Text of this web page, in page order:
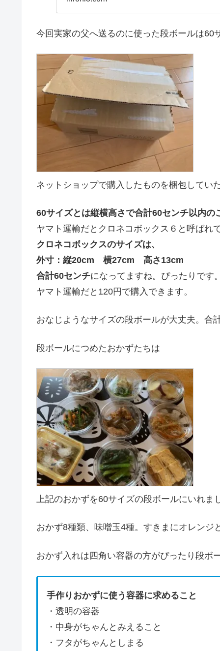
今回実家の父へ送るのに使った段ボールは60
ネットショップで購入したものを梱包してい
60サイズとは縦横高さで合計60センチ以内の
ヤマト運輸だとクロネコボックス６と呼ばれ
クロネコボックスのサイズは、
外寸：縦20cm 横27cm 高さ13cm
合計60センチになってますね。ぴったりです
ヤマト運輸だと120円で購入できます。
おなじようなサイズの段ボールが大丈夫。合
段ボールにつめたおかずたちは
上記のおかずを60サイズの段ボールにいれま
おかず8種類、味噌玉4種。すきまにオレン
おかず入れは四角い容器の方がぴったり段ボ
手作りおかずに使う容器に求めること
・透明の容器
・中身がちゃんとみえること
・フタがちゃんとしまる